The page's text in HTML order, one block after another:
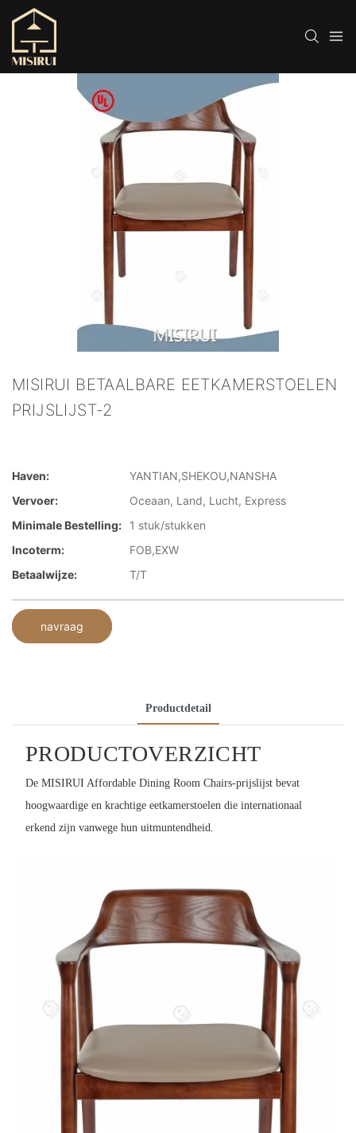
MISIRUI BETAALBARE EETKAMERSTOELEN
PRIJSLIJST-2
Haven:
YANTIAN,SHEKOU,NANSHA
Vervoer:
Oceaan, Land, Lucht, Express
Minimale Bestelling:
1 stuk/stukken
Incoterm:
FOB,EXW
Betaalwijze:
T/T
navraag
Productdetail
PRODUCTOVERZICHT
De MISIRUI Affordable Dining Room Chairs-prijslijst bevat
hoogwaardige en krachtige eetkamerstoelen die internationaal
erkend zijn vanwege hun uitmuntendheid.